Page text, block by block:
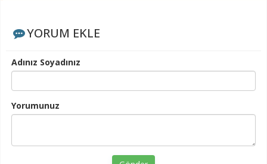
YORUM EKLE
Adınız Soyadınız
Yorumunuz